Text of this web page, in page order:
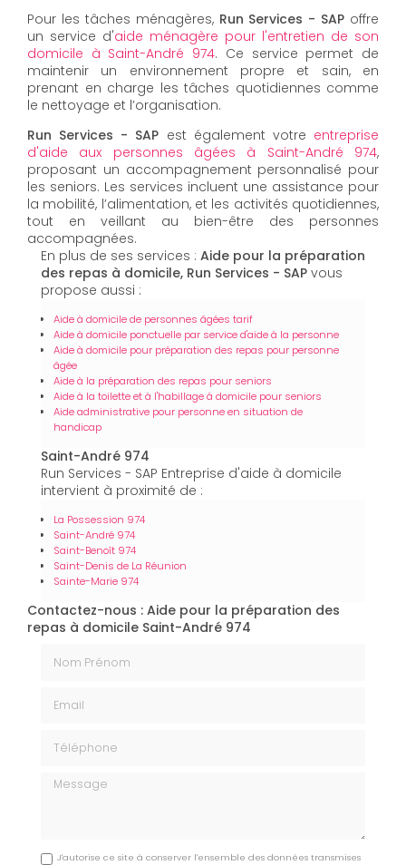
Pour les tâches ménagères, Run Services - SAP offre
un service d'aide ménagère pour l'entretien de son
domicile à Saint-André 974. Ce service permet de
maintenir un environnement propre et sain, en
prenant en charge les tâches quotidiennes comme
le nettoyage et l’organisation.
Run Services - SAP est également votre entreprise
d'aide aux personnes âgées à Saint-André 974,
proposant un accompagnement personnalisé pour
les seniors. Les services incluent une assistance pour
la mobilité, l’alimentation, et les activités quotidiennes,
tout en veillant au bien-être des personnes
accompagnées.
En plus de ses services : Aide pour la préparation
des repas à domicile, Run Services - SAP vous
propose aussi :
Aide à domicile de personnes âgées tarif
Aide à domicile ponctuelle par service d'aide à la personne
Aide à domicile pour préparation des repas pour personne
âgée
Aide à la préparation des repas pour seniors
Aide à la toilette et à l'habillage à domicile pour seniors
Aide administrative pour personne en situation de
handicap
Saint-André 974
Run Services - SAP Entreprise d'aide à domicile
intervient à proximité de :
La Possession 974
Saint-André 974
Saint-Benoît 974
Saint-Denis de La Réunion
Sainte-Marie 974
Contactez-nous : Aide pour la préparation des
repas à domicile Saint-André 974
Message
J'autorise ce site à conserver l'ensemble des données transmises